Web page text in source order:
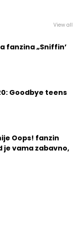
View all
fanzina „Sniffin’
Goodbye teens
Oops! fanzin
je vama zabavno,